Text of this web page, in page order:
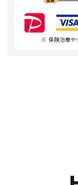
※ 保険治療や